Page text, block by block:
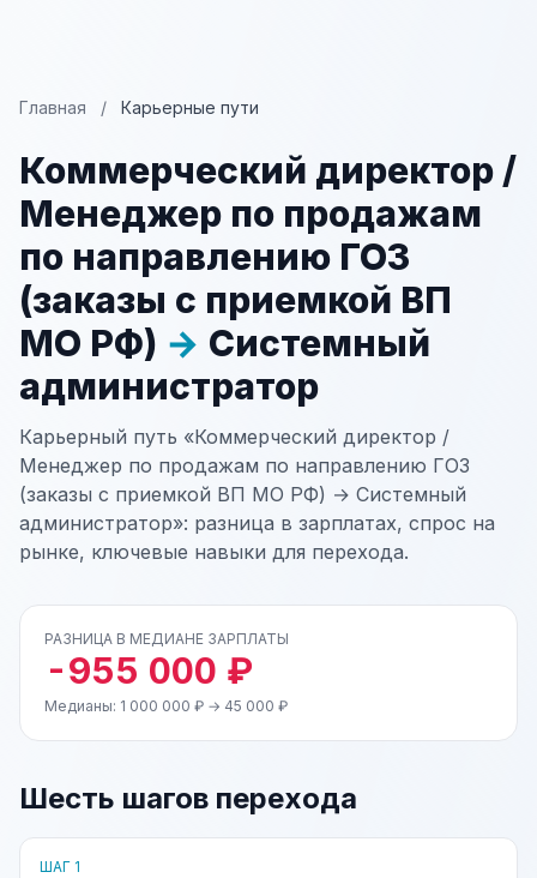
Главная / Карьерные пути
Коммерческий директор /
Менеджер по продажам
по направлению ГОЗ
(заказы с приемкой ВП
МО РФ) → Системный
администратор
Карьерный путь «Коммерческий директор /
Менеджер по продажам по направлению ГОЗ
(заказы с приемкой ВП МО РФ) → Системный
администратор»: разница в зарплатах, спрос на
рынке, ключевые навыки для перехода.
РАЗНИЦА В МЕДИАНЕ ЗАРПЛАТЫ
-955 000 ₽
Медианы: 1 000 000 ₽ → 45 000 ₽
Шесть шагов перехода
ШАГ 1